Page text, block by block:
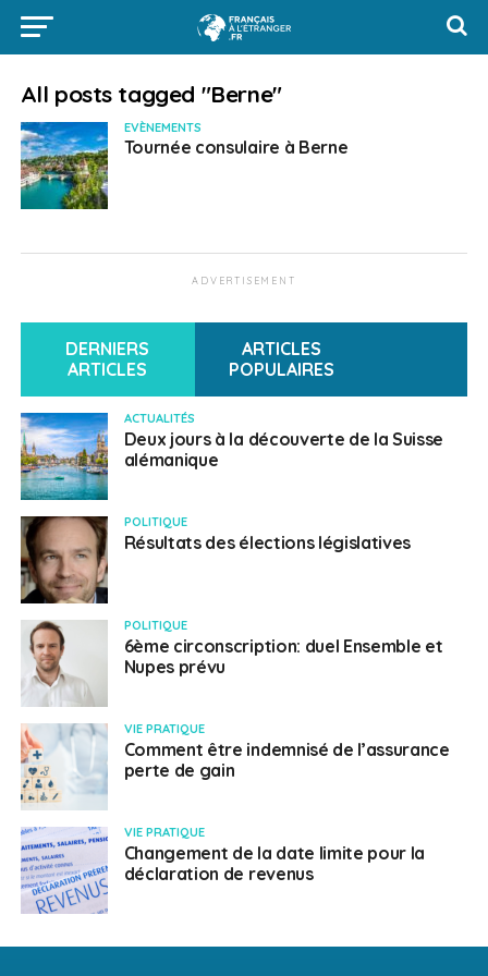
All posts tagged "Berne"
EVÈNEMENTS
Tournée consulaire à Berne
ADVERTISEMENT
DERNIERS
ARTICLES
ARTICLES
POPULAIRES
ACTUALITÉS
Deux jours à la découverte de la Suisse
alémanique
POLITIQUE
Résultats des élections législatives
POLITIQUE
6ème circonscription: duel Ensemble et
Nupes prévu
VIE PRATIQUE
Comment être indemnisé de l’assurance
perte de gain
VIE PRATIQUE
Changement de la date limite pour la
déclaration de revenus